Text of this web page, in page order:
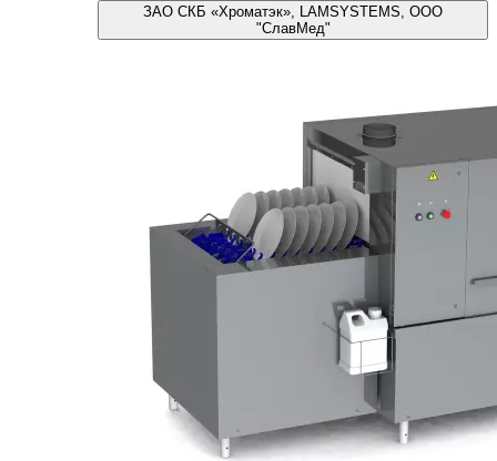
ЗАО СКБ «Хроматэк», LAMSYSTEMS, ООО
"СлавМед"